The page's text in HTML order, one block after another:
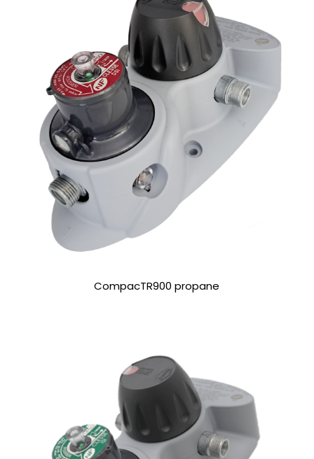
CompacTR900 propane